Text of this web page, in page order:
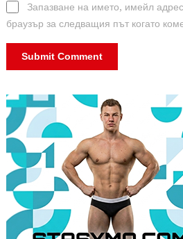
Запазване на името, имейл
браузър за следващия път когато